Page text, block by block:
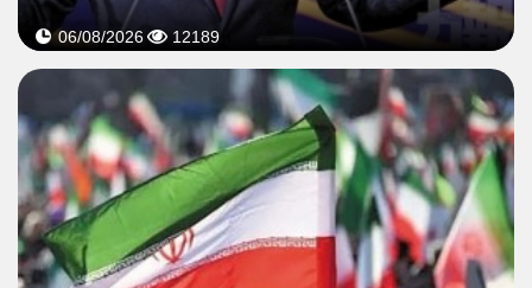
06/08/2026 12189